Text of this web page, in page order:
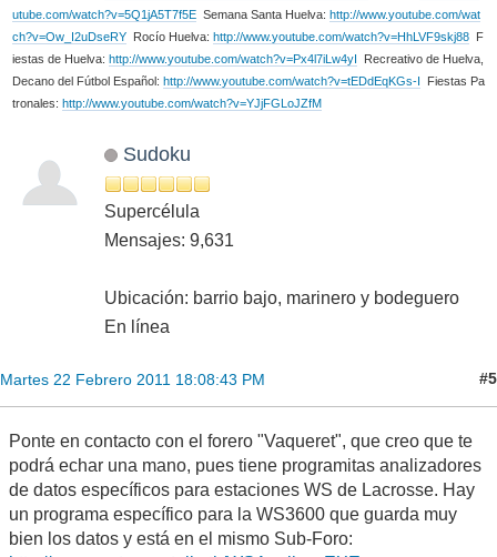
utube.com/watch?v=5Q1jA5T7f5ESemana Santa Huelva: http://www.youtube.com/wat
ch?v=Ow_I2uDseRYRocío Huelva: http://www.youtube.com/watch?v=HhLVF9skj88F
iestas de Huelva: http://www.youtube.com/watch?v=Px4l7iLw4yI Recreativo de Huelva,
Decano del Fútbol Español: http://www.youtube.com/watch?v=tEDdEqKGs-I Fiestas Pa
tronales: http://www.youtube.com/watch?v=YJjFGLoJZfM
Sudoku
Supercélula
Mensajes: 9,631
Ubicación: barrio bajo, marinero y bodeguero
En línea
Martes 22 Febrero 2011 18:08:43 PM #5
Ponte en contacto con el forero "Vaqueret", que creo que te
podrá echar una mano, pues tiene programitas analizadores
de datos específicos para estaciones WS de Lacrosse. Hay
un programa específico para la WS3600 que guarda muy
bien los datos y está en el mismo Sub-Foro: